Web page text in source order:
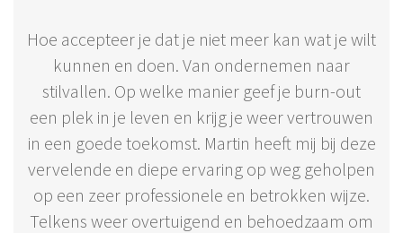
Hoe accepteer je dat je niet meer kan wat je wilt
kunnen en doen. Van ondernemen naar
stilvallen. Op welke manier geef je burn-out
een plek in je leven en krijg je weer vertrouwen
in een goede toekomst. Martin heeft mij bij deze
vervelende en diepe ervaring op weg geholpen
op een zeer professionele en betrokken wijze.
Telkens weer overtuigend en behoedzaam om